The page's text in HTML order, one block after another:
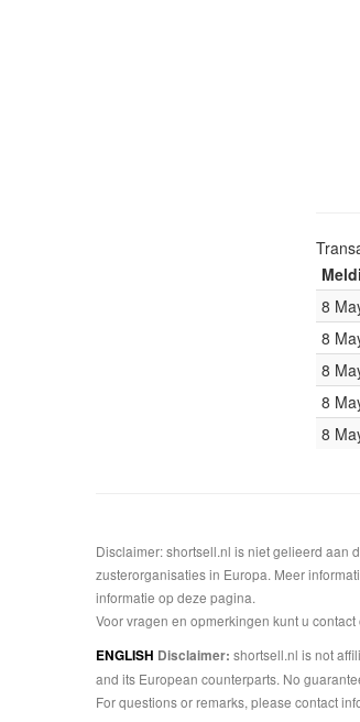
8
8
8
8
8
Disclaimer: shortsell.nl is niet gelieerd aan
zusterorganisaties in Europa. Meer
informatie op deze pagina.
Voor vragen en opmerkingen kunt u
ENGLISH Disclaimer: shortsell.nl is not
and its European counterparts. No
For questions or remarks, please contact